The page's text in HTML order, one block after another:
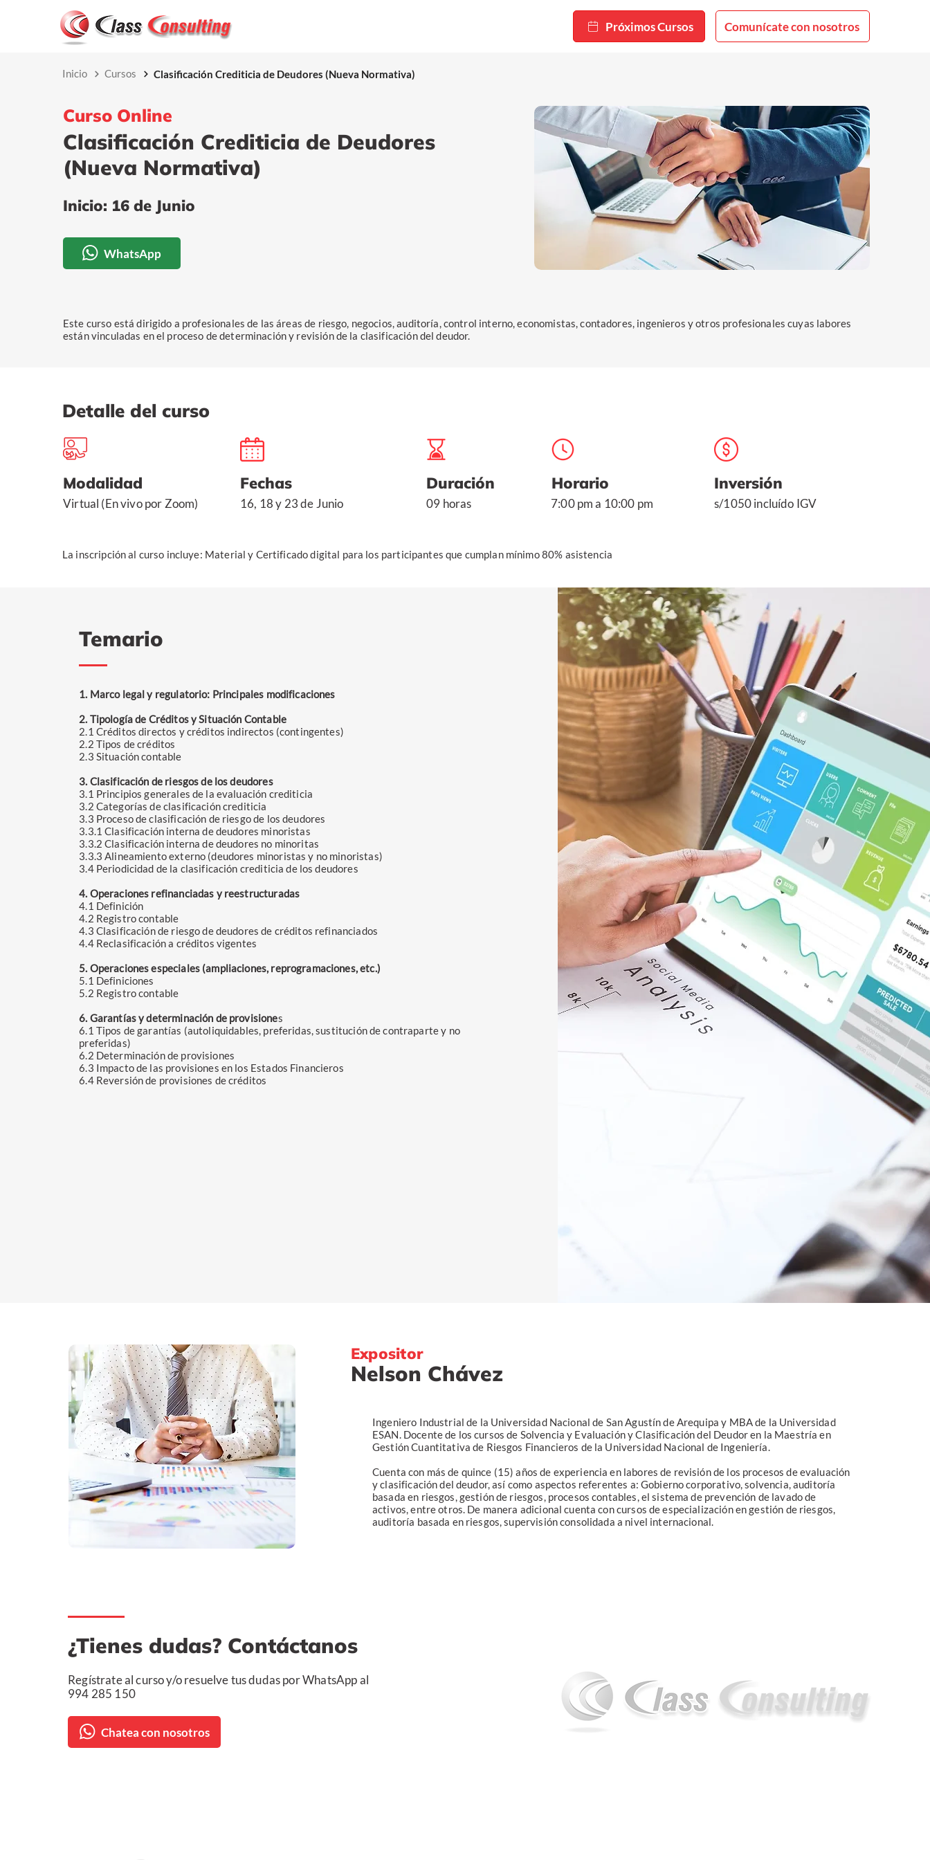
Próximos Cursos Comunícate con nosotros
Inicio Cursos Clasificación Crediticia de Deudores (Nueva Normativa)
Curso Online
Clasificación Crediticia de Deudores
(Nueva Normativa)
Inicio: 16 de Junio
WhatsApp
Este curso está dirigido a profesionales de las áreas de riesgo, negocios, auditoría, control interno, economistas, contadores, ingenieros y otros profesionales cuyas labores
están vinculadas en el proceso de determinación y revisión de la clasificación del deudor.
Detalle del curso
Modalidad
Virtual (En vivo por Zoom)
Fechas
16, 18 y 23 de Junio
Duración
09 horas
Horario
7:00 pm a 10:00 pm
Inversión
s/1050 incluído IGV
La inscripción al curso incluye: Material y Certificado digital para los participantes que cumplan mínimo 80% asistencia
Temario
1. Marco legal y regulatorio: Principales modificaciones
2. Tipología de Créditos y Situación Contable
2.1 Créditos directos y créditos indirectos (contingentes)
2.2 Tipos de créditos
2.3 Situación contable
3. Clasificación de riesgos de los deudores
3.1 Principios generales de la evaluación crediticia
3.2 Categorías de clasificación crediticia
3.3 Proceso de clasificación de riesgo de los deudores
3.3.1 Clasificación interna de deudores minoristas
3.3.2 Clasificación interna de deudores no minoritas
3.3.3 Alineamiento externo (deudores minoristas y no minoristas)
3.4 Periodicidad de la clasificación crediticia de los deudores
4. Operaciones refinanciadas y reestructuradas
4.1 Definición
4.2 Registro contable
4.3 Clasificación de riesgo de deudores de créditos refinanciados
4.4 Reclasificación a créditos vigentes
5. Operaciones especiales (ampliaciones, reprogramaciones, etc.)
5.1 Definiciones
5.2 Registro contable
6. Garantías y determinación de provisiones
6.1 Tipos de garantías (autoliquidables, preferidas, sustitución de contraparte y no
preferidas)
6.2 Determinación de provisiones
6.3 Impacto de las provisiones en los Estados Financieros
6.4 Reversión de provisiones de créditos
Expositor
Nelson Chávez
Ingeniero Industrial de la Universidad Nacional de San Agustín de Arequipa y MBA de la Universidad
ESAN. Docente de los cursos de Solvencia y Evaluación y Clasificación del Deudor en la Maestría en
Gestión Cuantitativa de Riesgos Financieros de la Universidad Nacional de Ingeniería.
Cuenta con más de quince (15) años de experiencia en labores de revisión de los procesos de evaluación
y clasificación del deudor, así como aspectos referentes a: Gobierno corporativo, solvencia, auditoría
basada en riesgos, gestión de riesgos, procesos contables, el sistema de prevención de lavado de
activos, entre otros. De manera adicional cuenta con cursos de especialización en gestión de riesgos,
auditoría basada en riesgos, supervisión consolidada a nivel internacional.
¿Tienes dudas? Contáctanos
Regístrate al curso y/o resuelve tus dudas por WhatsApp al
994 285 150
Chatea con nosotros